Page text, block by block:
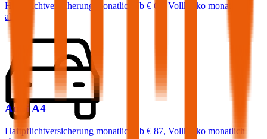
Haftpflichtversicherung monatlich ab € 68
Vollkasko monatlich
ab …
Audi A4
Haftpflichtversicherung monatlich ab € 87, Vollkasko monatlich